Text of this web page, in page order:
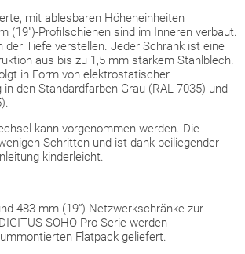
mit ablesbaren Höheneinheiten
(19")-Profilschienen sind im Inneren verbaut.
der Tiefe verstellen. Jeder Schrank ist eine
aus bis zu 1,5 mm starkem Stahlblech.
in Form von elektrostatischer
den Standardfarben Grau (RAL 7035) und
kann vorgenommen werden. Die
Schritten und ist dank beiliegender
kinderleicht.
483 mm (19“) Netzwerkschränke zur
SOHO Pro Serie werden
Flatpack geliefert.